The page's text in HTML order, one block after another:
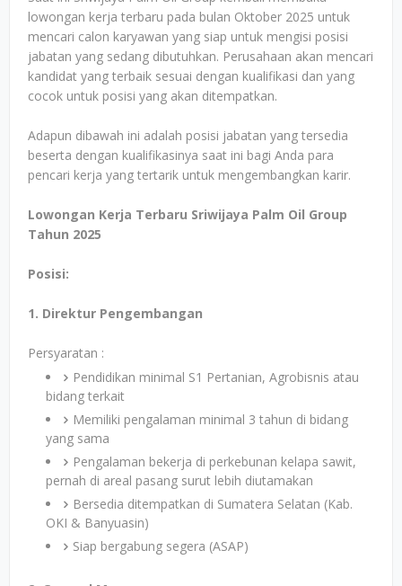
lowongan kerja terbaru pada bulan Oktober 2025 untuk
mencari calon karyawan yang siap untuk mengisi posisi
jabatan yang sedang dibutuhkan. Perusahaan akan mencari
kandidat yang terbaik sesuai dengan kualifikasi dan yang
cocok untuk posisi yang akan ditempatkan.
Adapun dibawah ini adalah posisi jabatan yang tersedia
beserta dengan kualifikasinya saat ini bagi Anda para
pencari kerja yang tertarik untuk mengembangkan karir.
Lowongan Kerja Terbaru Sriwijaya Palm Oil Group
Tahun 2025
Posisi:
1. Direktur Pengembangan
Persyaratan :
Pendidikan minimal S1 Pertanian, Agrobisnis atau
bidang terkait
Memiliki pengalaman minimal 3 tahun di bidang
yang sama
Pengalaman bekerja di perkebunan kelapa sawit,
pernah di areal pasang surut lebih diutamakan
Bersedia ditempatkan di Sumatera Selatan (Kab.
OKI & Banyuasin)
Siap bergabung segera (ASAP)